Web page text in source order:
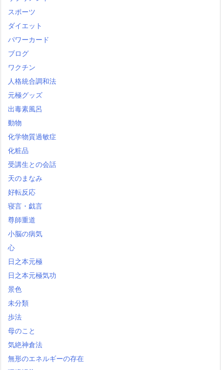
スポーツ
ダイエット
パワーカード
ブログ
ワクチン
人格統合調和法
元極グッズ
出毒素風呂
動物
化学物質過敏症
化粧品
受講生との会話
天のまなみ
好転反応
寝言・戯言
尊師重道
小脳の病気
心
日之本元極
日之本元極気功
景色
未分類
歩法
母のこと
気絶神倉法
無形のエネルギーの存在